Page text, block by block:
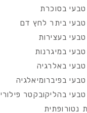
טבעי בסוכרת
טבעי ביתר לחץ דם
טבעי בעצירות
טבעי במיגרנות
טבעי באלרגיה
טבעי בפיברומיאלגיה
טבעי בהליקובקטר פילורי
נטורופתית